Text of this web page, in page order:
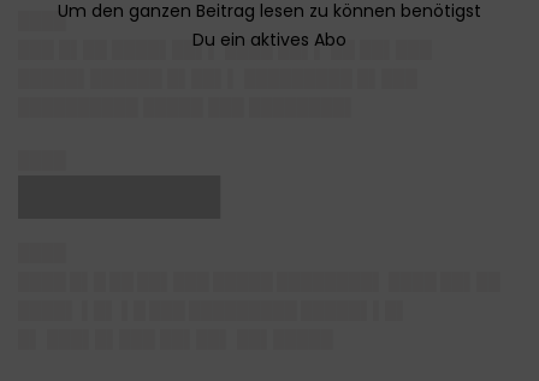
████
███ █▌██ ████▌██▌▌ ████ ██▌▌ ██ ██▌███